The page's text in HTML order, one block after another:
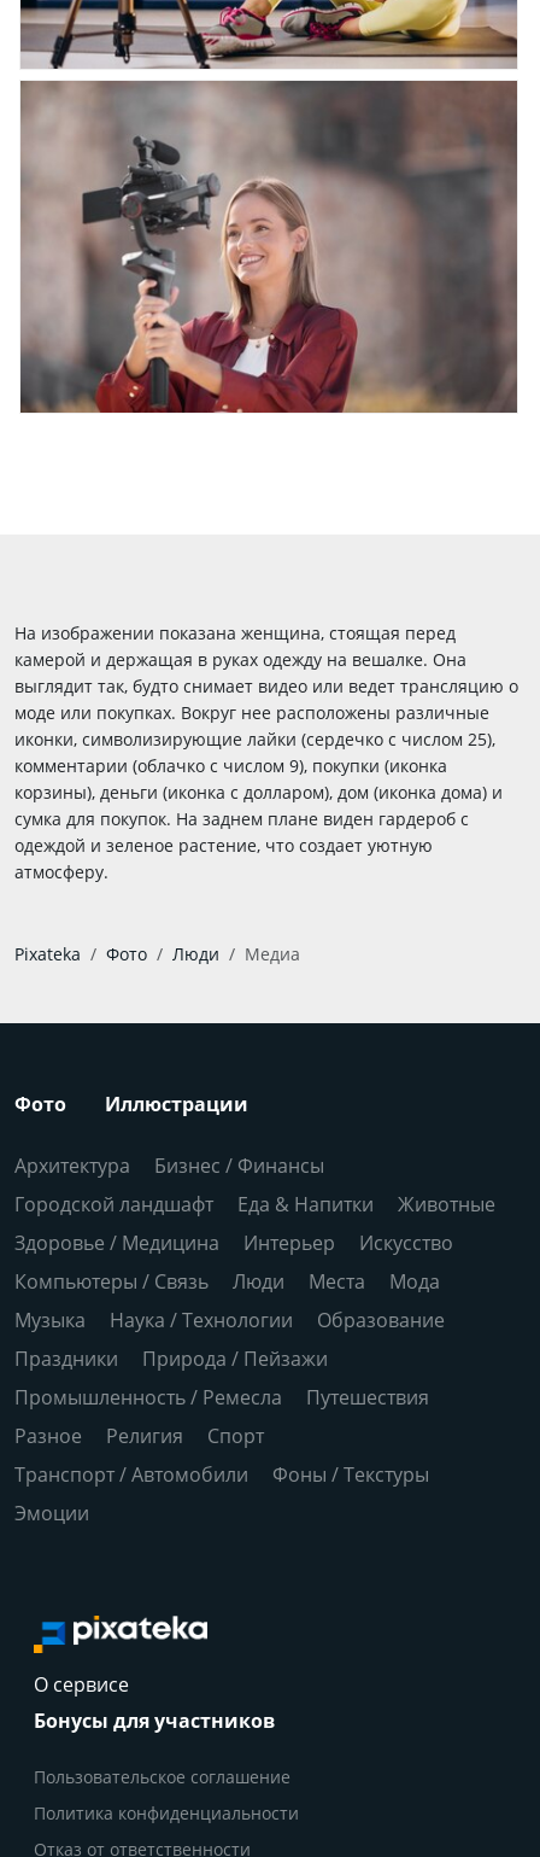
На изображении показана женщина, стоящая перед
камерой и держащая в руках одежду на вешалке. Она
выглядит так, будто снимает видео или ведет трансляцию о
моде или покупках. Вокруг нее расположены различные
иконки, символизирующие лайки (сердечко с числом 25),
комментарии (облачко с числом 9), покупки (иконка
корзины), деньги (иконка с долларом), дом (иконка дома) и
сумка для покупок. На заднем плане виден гардероб с
одеждой и зеленое растение, что создает уютную
атмосферу.
Pixateka Фото Люди Медиа
Фото Иллюстрации
Архитектура
Бизнес / Финансы
Городской ландшафт
Еда & Напитки
Животные
Здоровье / Медицина
Интерьер
Искусство
Компьютеры / Связь
Люди Места
Мода
Музыка
Наука / Технологии
Образование
Праздники
Природа / Пейзажи
Промышленность / Ремесла
Путешествия
Разное
Религия
Спорт
Транспорт / Автомобили
Фоны / Текстуры
Эмоции
О сервисе
Бонусы для участников
Пользовательское соглашение
Политика конфиденциальности
Отказ от ответственности